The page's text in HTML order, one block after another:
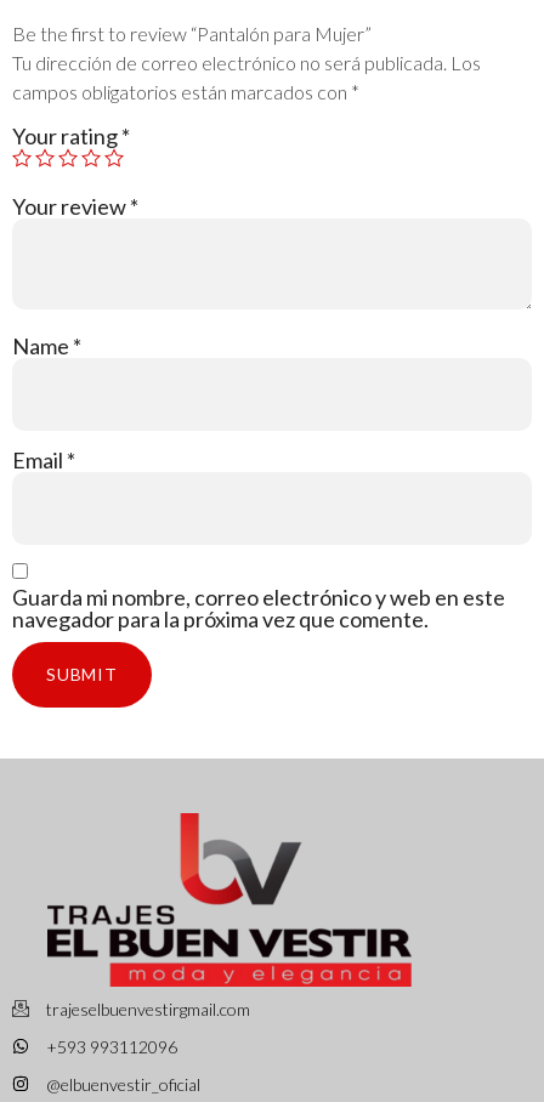
Be the first to review “Pantalón para Mujer”
Tu dirección de correo electrónico no será publicada. Los
campos obligatorios están marcados con *
Your rating*
Your review*
Name *
Email *
Guarda mi nombre, correo electrónico y web en este
navegador para la próxima vez que comente.
trajeselbuenvestirgmail.com
+593 993112096
@elbuenvestir_oficial